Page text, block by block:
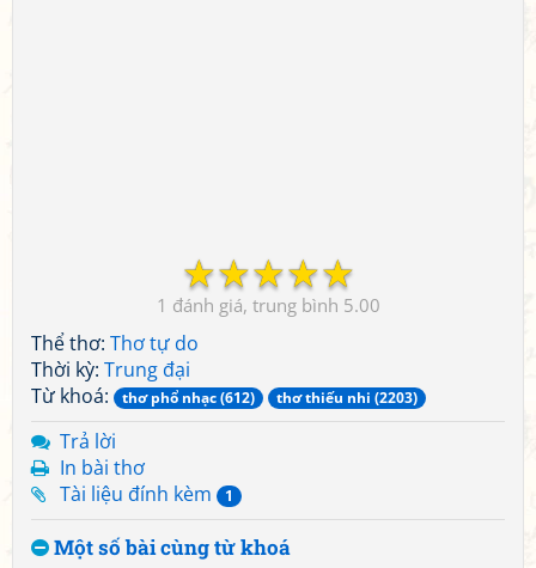
☆
☆
☆
☆
☆
1 5.00
Thể thơ: Thơ tự do
Thời kỳ: Trung đại
Từ khoá:
thơ phổ nhạc (612) thơ thiếu nhi (2203)
Trả lời
In bài thơ
Tài liệu đính kèm
1
Một số bài cùng từ khoá